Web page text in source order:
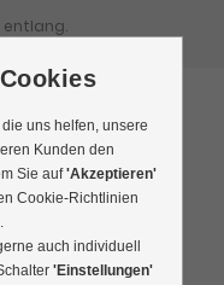
entlang.
uns helfen, unsere
Kunden den
Sie auf'Akzeptieren'
Cookie-Richtlinien
auch individuell
'Einstellungen'